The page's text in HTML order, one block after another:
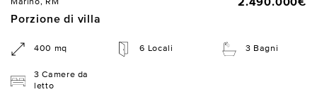
Marino, RM
Porzione di villa
400 mq 6 Locali 3 Bagni
3 Camere da
letto